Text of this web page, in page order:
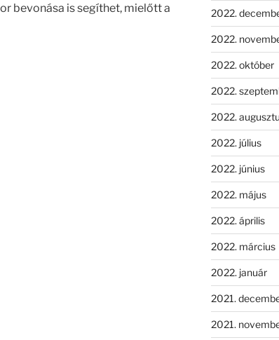
bevonása is segíthet, mielőtt a
2022.
2022.
2022. október
2022.
2022.
2022. július
2022. június
2022. május
2022. április
2022. március
2022. január
2021.
2021.